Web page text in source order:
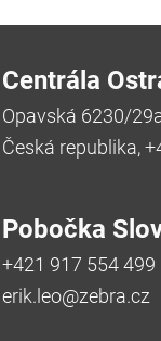
Centrála
Opavská 6230/
Česká republika,
Pobočka
+421 917 554 499
erik.leo@zebra.cz